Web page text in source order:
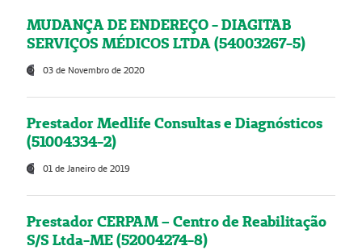
MUDANÇA DE ENDEREÇO - DIAGITAB
SERVIÇOS MÉDICOS LTDA (54003267-5)
03 de Novembro de 2020
Prestador Medlife Consultas e Diagnósticos
(51004334-2)
01 de Janeiro de 2019
Prestador CERPAM – Centro de Reabilitação
S/S Ltda-ME (52004274-8)